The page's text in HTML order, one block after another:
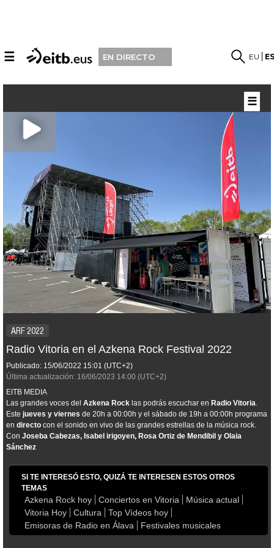
☰ EN DIRECTO EU
ARF 2022
Radio Vitoria en el Azkena Rock Festival 2022
Publicado: 15/06/2022 15:01 (UTC+2)
Última actualización: 16/06/2023 14:00 (UTC+2)
EITB MEDIA
Las grandes voces del Azkena Rock las podrás escuchar en Radio Vitoria
Este jueves y viernes de 20h a 00:00h y el sábado de 19h a 00:00h programa
en directo con el sonido en vivo de las grandes estrellas de la música rock.
Con Joseba Cabezas, Isabel irigoyen, Rosa Ortiz de Mendibil y Olaia
Sánchez
SI TE INTERESÓ ESTO, QUIZÁ TE INTERESEN ESTOS OTROS
TEMAS
Azkena Rock hoy Conciertos en Vitoria
Música actual
Vitoria Hoy
Cultura
Top Vídeos hoy
Emisoras de Radio en Álava
Festivales musicales
☰